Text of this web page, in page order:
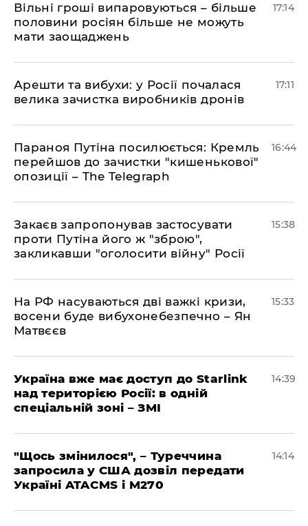
Вільні гроші випаровуються – більше
половини росіян більше не можуть
мати заощаджень
17:14
Арешти та вибухи: у Росії почалася
велика зачистка виробників дронів
17:11
Параноя Путіна посилюється: Кремль
перейшов до зачистки "кишенькової"
опозиції – The Telegraph
16:44
Закаєв запропонував застосувати
проти Путіна його ж "зброю",
закликавши "оголосити війну" Росії
15:38
На РФ насуваються дві важкі кризи,
восени буде вибухонебезпечно – Ян
Матвєєв
15:33
Україна вже має доступ до Starlink
над територією Росії: в одній
спеціальній зоні – ЗМІ
14:39
"Щось змінилося", – Туреччина
запросила у США дозвіл передати
Україні ATACMS і M270
14:14